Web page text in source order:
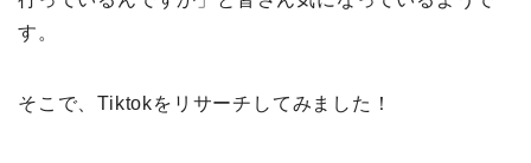
す。
そこで、Tiktokをリサーチしてみました！